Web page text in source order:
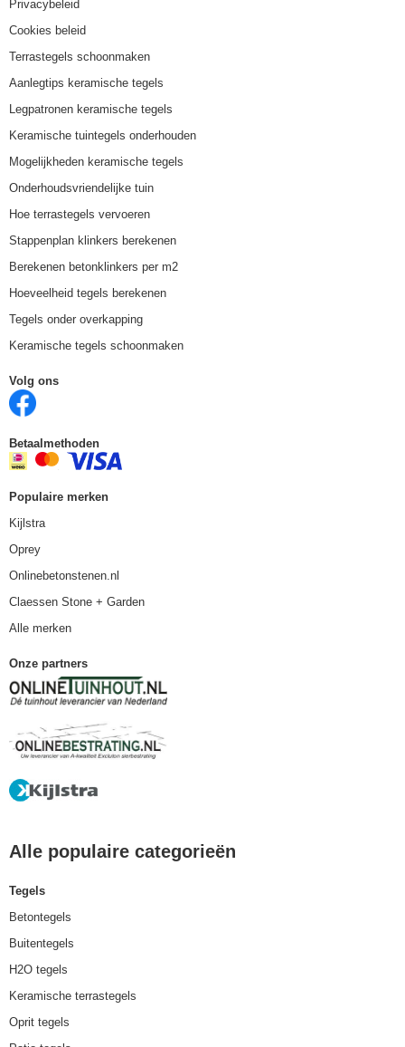
Privacybeleid
Cookies beleid
Terrastegels schoonmaken
Aanlegtips keramische tegels
Legpatronen keramische tegels
Keramische tuintegels onderhouden
Mogelijkheden keramische tegels
Onderhoudsvriendelijke tuin
Hoe terrastegels vervoeren
Stappenplan klinkers berekenen
Berekenen betonklinkers per m2
Hoeveelheid tegels berekenen
Tegels onder overkapping
Keramische tegels schoonmaken
Volg ons
Betaalmethoden
Populaire merken
Kijlstra
Oprey
Onlinebetonstenen.nl
Claessen Stone + Garden
Alle merken
Onze partners
Alle populaire categorieën
Tegels
Betontegels
Buitentegels
H2O tegels
Keramische terrastegels
Oprit tegels